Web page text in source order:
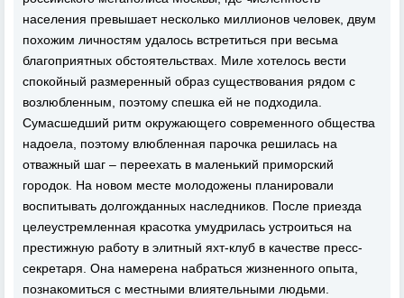
населения превышает несколько миллионов человек, двум
похожим личностям удалось встретиться при весьма
благоприятных обстоятельствах. Миле хотелось вести
спокойный размеренный образ существования рядом с
возлюбленным, поэтому спешка ей не подходила.
Сумасшедший ритм окружающего современного общества
надоела, поэтому влюбленная парочка решилась на
отважный шаг – переехать в маленький приморский
городок. На новом месте молодожены планировали
воспитывать долгожданных наследников. После приезда
целеустремленная красотка умудрилась устроиться на
престижную работу в элитный яхт-клуб в качестве пресс-
секретаря. Она намерена набраться жизненного опыта,
познакомиться с местными влиятельными людьми.